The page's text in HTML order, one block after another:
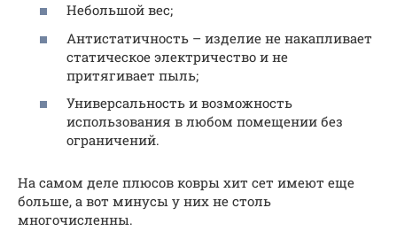
Небольшой вес;
Антистатичность – изделие не накапливает
статическое электричество и не
притягивает пыль;
Универсальность и возможность
использования в любом помещении без
ограничений.
На самом деле плюсов ковры хит сет имеют еще
больше, а вот минусы у них не столь
многочисленны.